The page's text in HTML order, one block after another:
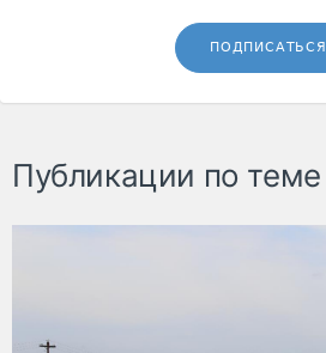
ПОДПИСАТЬСЯ
Публикации по теме